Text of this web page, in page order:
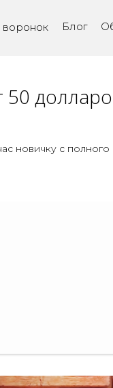
воронок Блог
50
новичку с полного